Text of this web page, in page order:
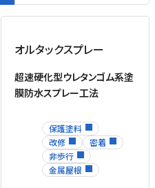
オルタックスプレー
超速硬化型ウレタンゴム系塗
膜防水スプレー工法
保護塗料
改修
密着
非歩行
金属屋根